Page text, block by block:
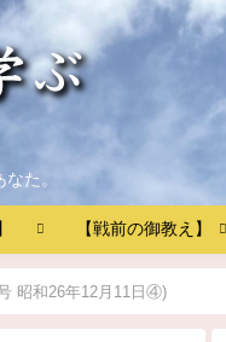
た。
【戦前の御教え】
昭和26年12月11日④)